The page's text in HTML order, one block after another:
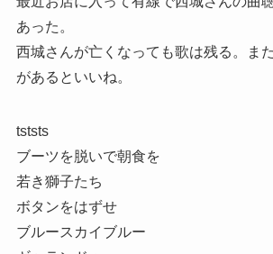
あった。
西城さんが亡くなっても歌は残る。ま
があるといいね。
tststs
ブーツを脱いで朝食を
若き獅子たち
ボタンをはずせ
ブルースカイブルー